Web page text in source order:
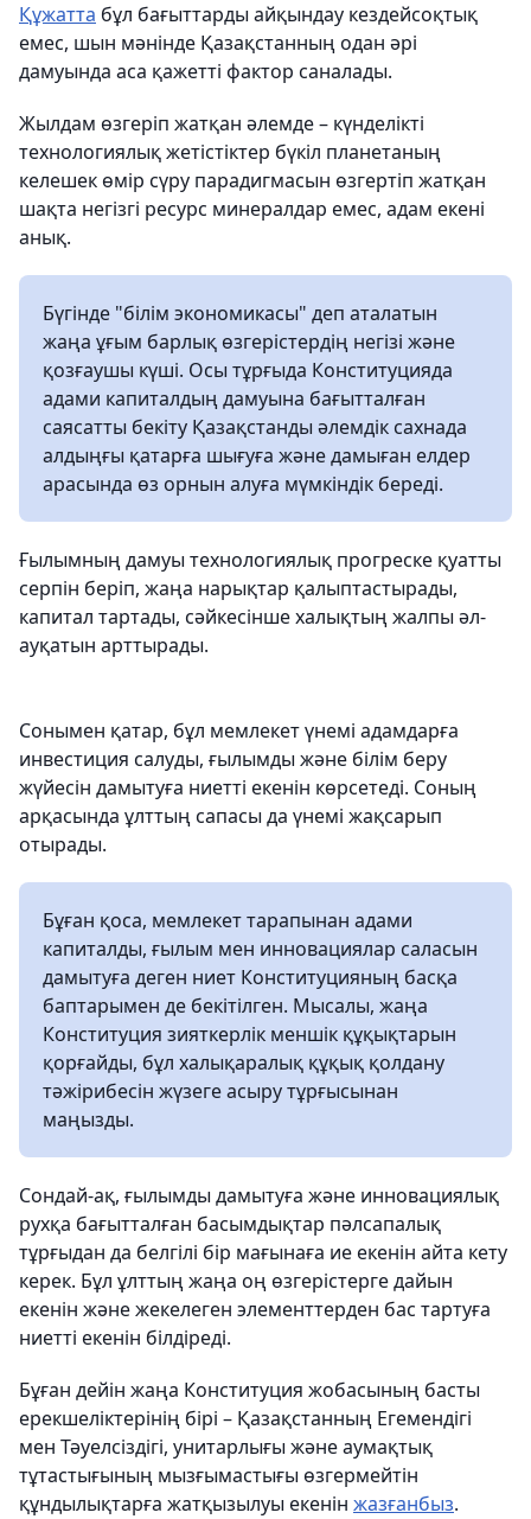
Құжатта бұл бағыттарды айқындау кездейсоқтық
емес, шын мәнінде Қазақстанның одан әрі
дамуында аса қажетті фактор саналады.
Жылдам өзгеріп жатқан әлемде – күнделікті
технологиялық жетістіктер бүкіл планетаның
келешек өмір сүру парадигмасын өзгертіп жатқан
шақта негізгі ресурс минералдар емес, адам екені
анық.
Бүгінде "білім экономикасы" деп аталатын
жаңа ұғым барлық өзгерістердің негізі және
қозғаушы күші. Осы тұрғыда Конституцияда
адами капиталдың дамуына бағытталған
саясатты бекіту Қазақстанды әлемдік сахнада
алдыңғы қатарға шығуға және дамыған елдер
арасында өз орнын алуға мүмкіндік береді.
Ғылымның дамуы технологиялық прогреске қуатты
серпін беріп, жаңа нарықтар қалыптастырады,
капитал тартады, сәйкесінше халықтың жалпы әл-
ауқатын арттырады.
Сонымен қатар, бұл мемлекет үнемі адамдарға
инвестиция салуды, ғылымды және білім беру
жүйесін дамытуға ниетті екенін көрсетеді. Соның
арқасында ұлттың сапасы да үнемі жақсарып
отырады.
Бұған қоса, мемлекет тарапынан адами
капиталды, ғылым мен инновациялар саласын
дамытуға деген ниет Конституцияның басқа
баптарымен де бекітілген. Мысалы, жаңа
Конституция зияткерлік меншік құқықтарын
қорғайды, бұл халықаралық құқық қолдану
тәжірибесін жүзеге асыру тұрғысынан
маңызды.
Сондай-ақ, ғылымды дамытуға және инновациялық
рухқа бағытталған басымдықтар пәлсапалық
тұрғыдан да белгілі бір мағынаға ие екенін айта кету
керек. Бұл ұлттың жаңа оң өзгерістерге дайын
екенін және жекелеген элементтерден бас тартуға
ниетті екенін білдіреді.
Бұған дейін жаңа Конституция жобасының басты
ерекшеліктерінің бірі – Қазақстанның Егемендігі
мен Тәуелсіздігі, унитарлығы және аумақтық
тұтастығының мызғымастығы өзгермейтін
құндылықтарға жатқызылуы екенін жазғанбыз.